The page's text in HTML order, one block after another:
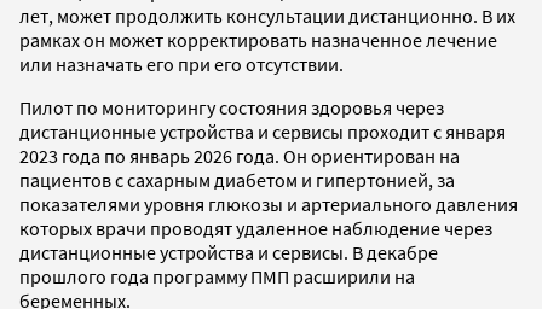
лет, может продолжить консультации дистанционно. В их
рамках он может корректировать назначенное лечение
или назначать его при его отсутствии.
Пилот по мониторингу состояния здоровья через
дистанционные устройства и сервисы проходит с января
2023 года по январь 2026 года. Он ориентирован на
пациентов с сахарным диабетом и гипертонией, за
показателями уровня глюкозы и артериального давления
которых врачи проводят удаленное наблюдение через
дистанционные устройства и сервисы. В декабре
прошлого года программу ПМП расширили на
беременных.